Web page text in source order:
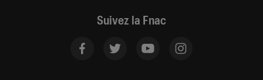
Suivez la Fnac